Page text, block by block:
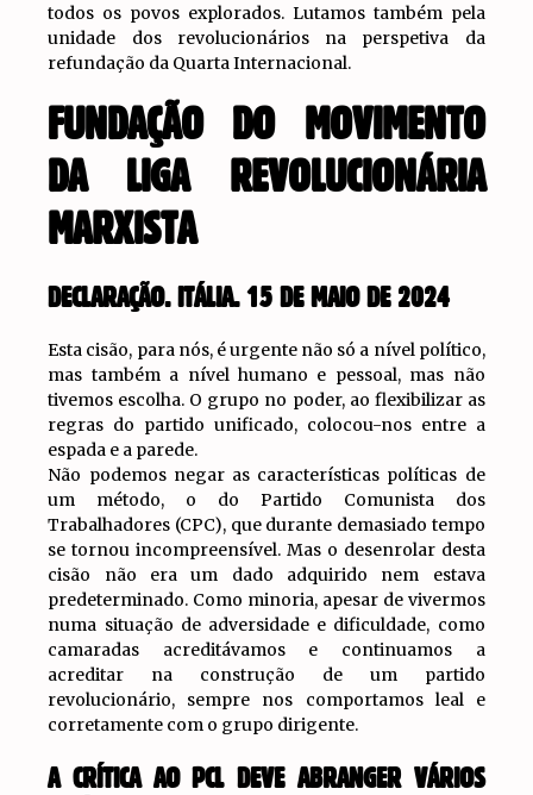
todos os povos explorados. Lutamos também pela
unidade dos revolucionários na perspetiva da
refundação da Quarta Internacional.
FUNDAÇÃO DO MOVIMENTO
DA LIGA REVOLUCIONÁRIA
MARXISTA
DECLARAÇÃO. ITÁLIA. 15 DE MAIO DE 2024
Esta cisão, para nós, é urgente não só a nível político,
mas também a nível humano e pessoal, mas não
tivemos escolha. O grupo no poder, ao flexibilizar as
regras do partido unificado, colocou-nos entre a
espada e a parede.
Não podemos negar as características políticas de
um método, o do Partido Comunista dos
Trabalhadores (CPC), que durante demasiado tempo
se tornou incompreensível. Mas o desenrolar desta
cisão não era um dado adquirido nem estava
predeterminado. Como minoria, apesar de vivermos
numa situação de adversidade e dificuldade, como
camaradas acreditávamos e continuamos a
acreditar na construção de um partido
revolucionário, sempre nos comportamos leal e
corretamente com o grupo dirigente.
A CRÍTICA AO PCL DEVE ABRANGER VÁRIOS